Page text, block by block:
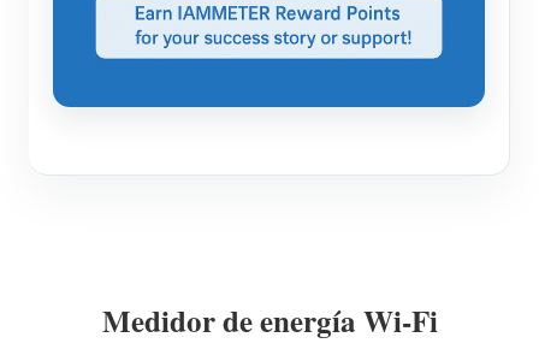
Medidor de energía Wi-Fi